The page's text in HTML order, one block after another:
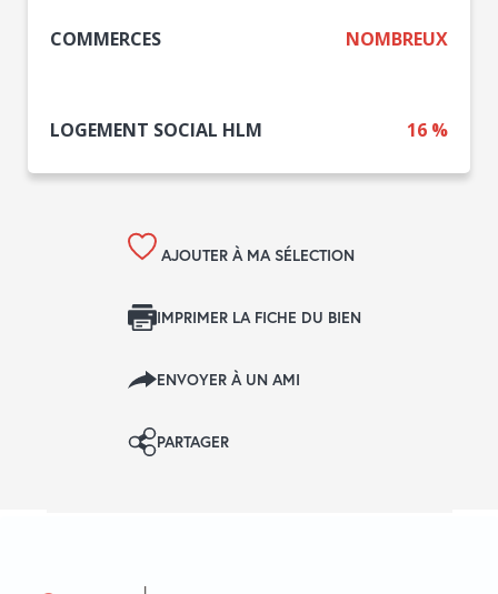
COMMERCES NOMBREUX
LOGEMENT SOCIAL HLM 16 %
AJOUTER À MA SÉLECTION
IMPRIMER LA FICHE DU BIEN
ENVOYER À UN AMI
PARTAGER